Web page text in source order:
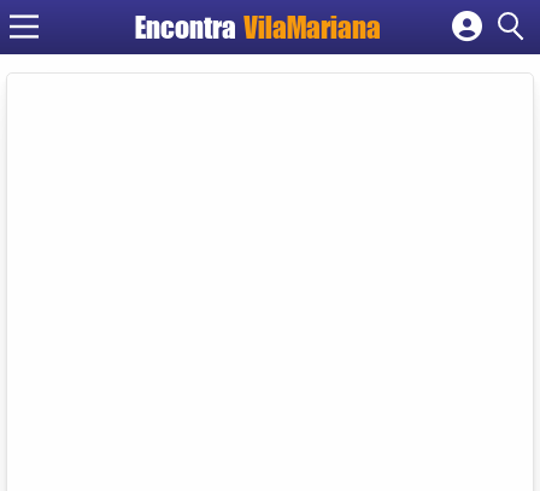
EncontraVilaMariana
Cadastrar empresa